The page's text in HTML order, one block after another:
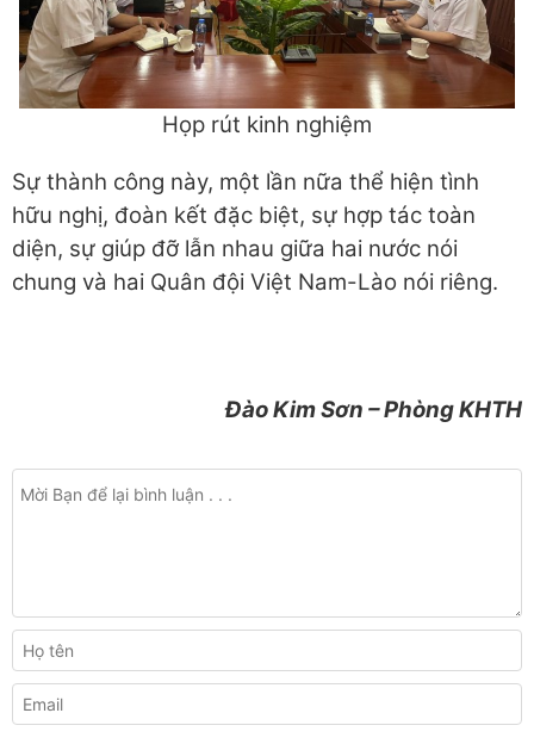
Họp rút kinh nghiệm
Sự thành công này, một lần nữa thể hiện tình
hữu nghị, đoàn kết đặc biệt, sự hợp tác toàn
diện, sự giúp đỡ lẫn nhau giữa hai nước nói
chung và hai Quân đội Việt Nam-Lào nói riêng.
Đào Kim Sơn – Phòng KHTH